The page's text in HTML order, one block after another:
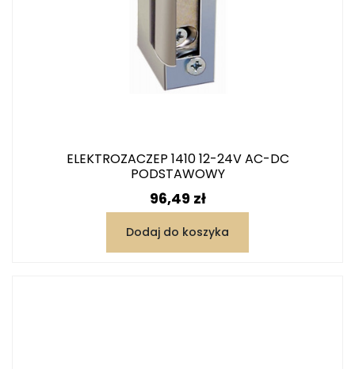
ELEKTROZACZEP 1410 12-24V AC-DC
PODSTAWOWY
Cena
96,49 zł
Dodaj do koszyka